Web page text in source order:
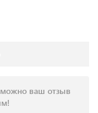
ваш отзыв